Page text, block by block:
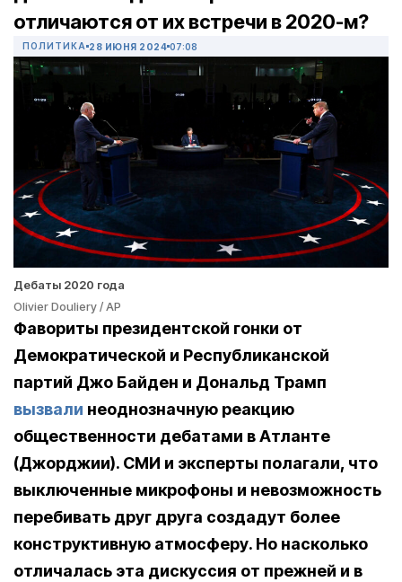
отличаются от их встречи в 2020-м?
ПОЛИТИКА 28 ИЮНЯ 2024 07:08
Дебаты 2020 года
Olivier Douliery / AP
Фавориты президентской гонки от
Демократической и Республиканской
партий Джо Байден и Дональд Трамп
вызвали неоднозначную реакцию
общественности дебатами в Атланте
(Джорджии). СМИ и эксперты полагали, что
выключенные микрофоны и невозможность
перебивать друг друга создадут более
конструктивную атмосферу. Но насколько
отличалась эта дискуссия от прежней и в